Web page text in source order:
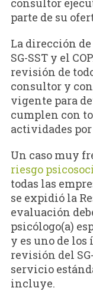
parte de su
La dirección
SG-SST y el
revisión de
consultor y
vigente para
cumplen con
actividades
Un caso muy
riesgo
todas las
se expidió la
evaluación
psicólogo(a)
y es uno de
revisión del
servicio
incluye.